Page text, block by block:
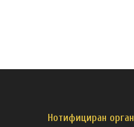
Нотифициран орган